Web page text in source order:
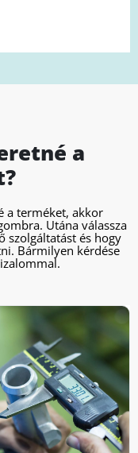
a
a terméket, akkor
Utána válassza
szolgáltatást és hogy
Bármilyen kérdése